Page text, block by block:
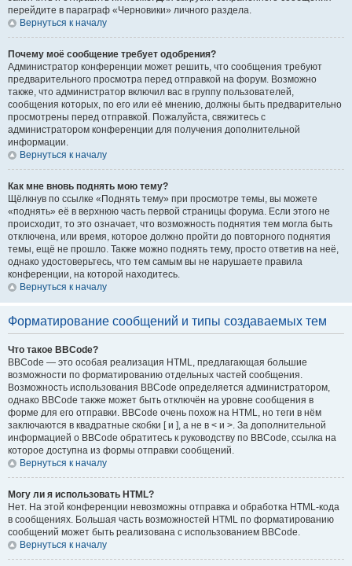
перейдите в параграф «Черновики» личного раздела.
Вернуться к началу
Почему моё сообщение требует одобрения?
Администратор конференции может решить, что сообщения требуют
предварительного просмотра перед отправкой на форум. Возможно
также, что администратор включил вас в группу пользователей,
сообщения которых, по его или её мнению, должны быть предварительно
просмотрены перед отправкой. Пожалуйста, свяжитесь с
администратором конференции для получения дополнительной
информации.
Вернуться к началу
Как мне вновь поднять мою тему?
Щёлкнув по ссылке «Поднять тему» при просмотре темы, вы можете
«поднять» её в верхнюю часть первой страницы форума. Если этого не
происходит, то это означает, что возможность поднятия тем могла быть
отключена, или время, которое должно пройти до повторного поднятия
темы, ещё не прошло. Также можно поднять тему, просто ответив на неё,
однако удостоверьтесь, что тем самым вы не нарушаете правила
конференции, на которой находитесь.
Вернуться к началу
Форматирование сообщений и типы создаваемых тем
Что такое BBCode?
BBCode — это особая реализация HTML, предлагающая большие
возможности по форматированию отдельных частей сообщения.
Возможность использования BBCode определяется администратором,
однако BBCode также может быть отключён на уровне сообщения в
форме для его отправки. BBCode очень похож на HTML, но теги в нём
заключаются в квадратные скобки [ и ], а не в < и >. За дополнительной
информацией о BBCode обратитесь к руководству по BBCode, ссылка на
которое доступна из формы отправки сообщений.
Вернуться к началу
Могу ли я использовать HTML?
Нет. На этой конференции невозможны отправка и обработка HTML-кода
в сообщениях. Большая часть возможностей HTML по форматированию
сообщений может быть реализована с использованием BBCode.
Вернуться к началу